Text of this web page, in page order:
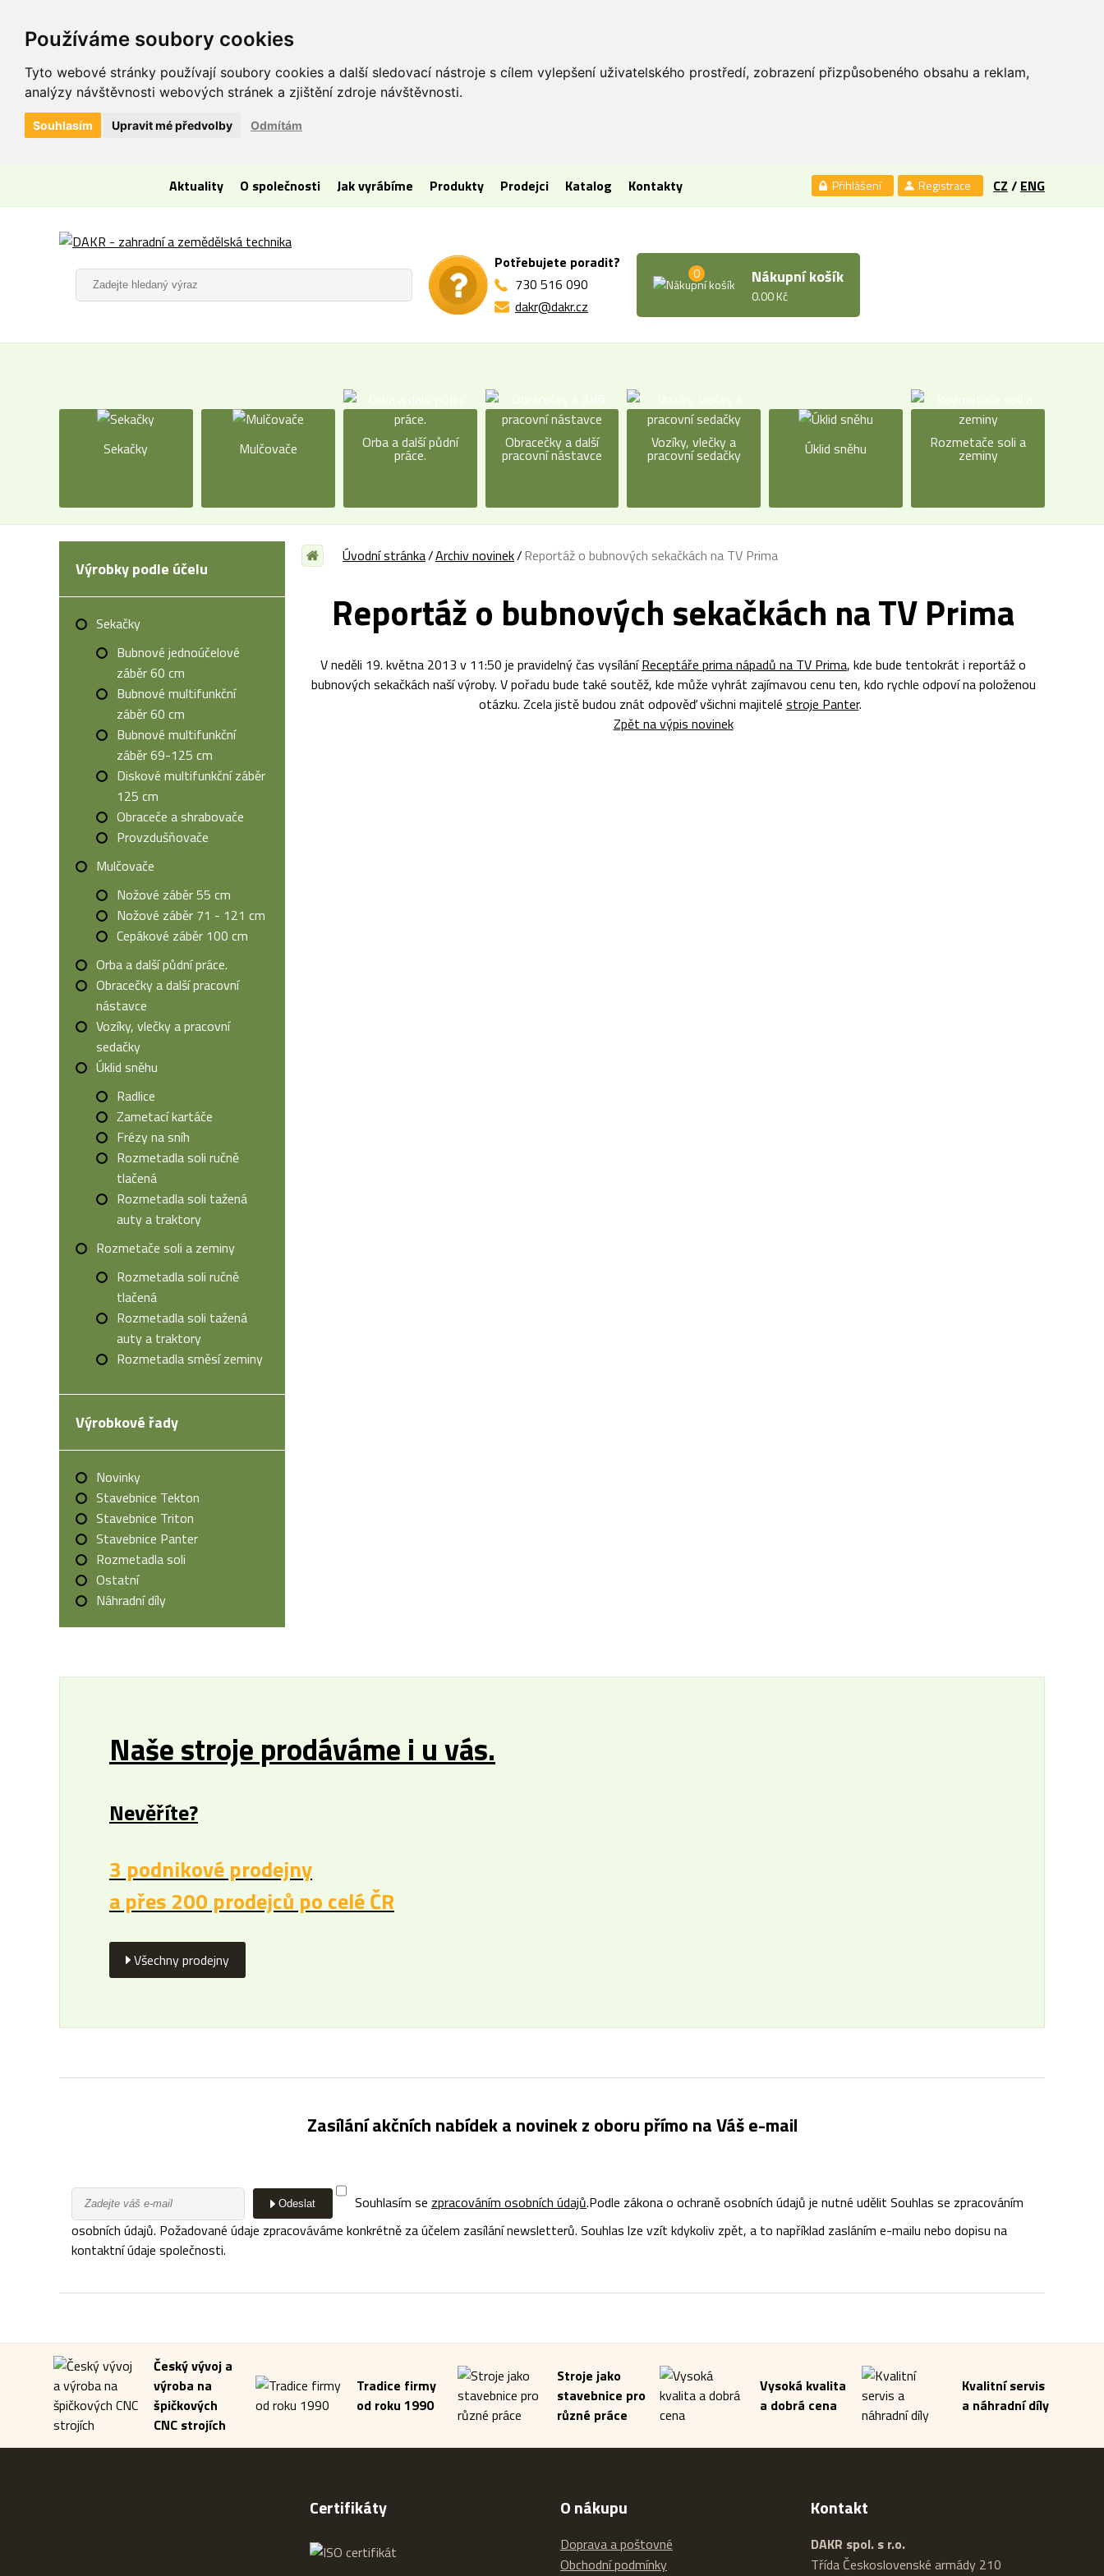
Používáme soubory cookies
Tyto webové stránky používají soubory cookies a další sledovací nástroje s cílem vylepšení uživatelského prostředí, zobrazení přizpůsobeného obsahu a reklam,
analýzy návštěvnosti webových stránek a zjištění zdroje návštěvnosti.
Souhlasím Odmítám
Upravit mé předvolby
Aktuality O společnosti Jak vyrábíme Produkty Prodejci Katalog Kontakty Přihlášení Registrace CZ / ENG
Potřebujete poradit?
730 516 090
dakr@dakr.cz
Nákupní košík
0.00 Kč
0
Sekačky Mulčovače Orba a další půdní
práce.
Obracečky a další
pracovní nástavce
Vozíky, vlečky a
pracovní sedačky Úklid sněhu Rozmetače soli a
zeminy
Výrobky podle účelu
Sekačky
Bubnové jednoúčelové
záběr 60 cm
Bubnové multifunkční
záběr 60 cm
Bubnové multifunkční
záběr 69-125 cm
Diskové multifunkční záběr
125 cm
Obraceče a shrabovače
Provzdušňovače
Mulčovače
Nožové záběr 55 cm
Nožové záběr 71 - 121 cm
Cepákové záběr 100 cm
Orba a další půdní práce.
Obracečky a další pracovní
nástavce
Vozíky, vlečky a pracovní
sedačky
Úklid sněhu
Radlice
Zametací kartáče
Frézy na sníh
Rozmetadla soli ručně
tlačená
Rozmetadla soli tažená
auty a traktory
Rozmetače soli a zeminy
Rozmetadla soli ručně
tlačená
Rozmetadla soli tažená
auty a traktory
Rozmetadla směsí zeminy
Výrobkové řady
Novinky
Stavebnice Tekton
Stavebnice Triton
Stavebnice Panter
Rozmetadla soli
Ostatní
Náhradní díly
Úvodní stránka Archiv novinek Reportáž o bubnových sekačkách na TV Prima
Reportáž o bubnových sekačkách na TV Prima
V neděli 19. května 2013 v 11:50 je pravidelný čas vysíláníReceptáře prima nápadů na TV Prima, kde bude tentokrát i reportáž o
bubnových sekačkách naší výroby. V pořadu bude také soutěž, kde může vyhrát zajímavou cenu ten, kdo rychle odpoví na položenou
otázku. Zcela jistě budou znát odpověď všichni majitelé stroje Panter.
Zpět na výpis novinek
Naše stroje prodáváme i u vás.
Nevěříte?
3 podnikové prodejny
a přes 200 prodejců po celé ČR
Všechny prodejny
Zasílání akčních nabídek a novinek z oboru přímo na Váš e-mail
Odeslat Souhlasím se zpracováním osobních údajů.Podle zákona o ochraně osobních údajů je nutné udělit Souhlas se zpracováním
osobních údajů. Požadované údaje zpracováváme konkrétně za účelem zasílání newsletterů. Souhlas lze vzít kdykoliv zpět, a to například zasláním e-mailu nebo dopisu na
kontaktní údaje společnosti.
Český vývoj a
výroba na
špičkových
CNC strojích
Tradice firmy
od roku 1990
Stroje jako
stavebnice pro
různé práce
Vysoká kvalita
a dobrá cena
Kvalitní servis
a náhradní díly
Certifikáty O nákupu
Doprava a poštovné
Obchodní podmínky
Kontakt
DAKR spol. s r.o.
Třída Československé armády 210